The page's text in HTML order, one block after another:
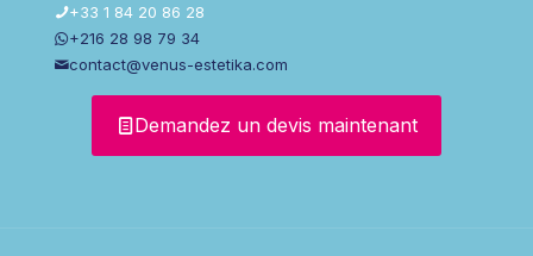
+33 1 84 20 86 28
+216 28 98 79 34
contact@venus-estetika.com
Demandez un devis maintenant